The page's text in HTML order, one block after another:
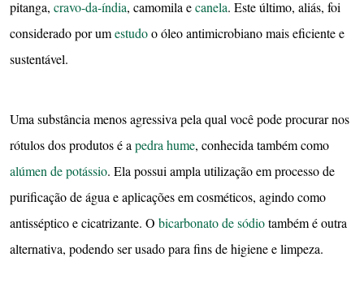
pitanga, cravo-da-índia, camomila ecanela. Este último, aliás, foi
considerado por umestudoo óleo antimicrobiano mais eficiente e
sustentável.
Uma substância menos agressiva pela qual você pode procurar nos
rótulos dos produtos é apedra hume, conhecida também como
alúmen de potássio. Ela possui ampla utilização em processo de
purificação de água e aplicações em cosméticos, agindo como
antisséptico e cicatrizante. O bicarbonato de sódiotambém é outra
alternativa, podendo ser usado para fins de higiene e limpeza.